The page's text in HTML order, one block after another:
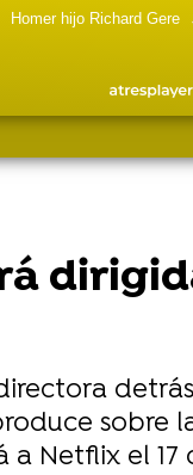
Homer hijo Richard Gere
sobre
a Netflix el 17